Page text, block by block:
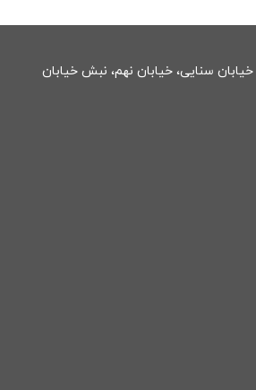
خیابان سنایی، خیابان نهم، نبش خیابان